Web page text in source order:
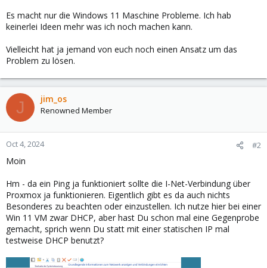
Es macht nur die Windows 11 Maschine Probleme. Ich hab
keinerlei Ideen mehr was ich noch machen kann.
Vielleicht hat ja jemand von euch noch einen Ansatz um das
Problem zu lösen.
J jim_os
Renowned Member
Oct 4, 2024 #2
Moin
Hm - da ein Ping ja funktioniert sollte die I-Net-Verbindung über
Proxmox ja funktionieren. Eigentlich gibt es da auch nichts
Besonderes zu beachten oder einzustellen. Ich nutze hier bei einer
Win 11 VM zwar DHCP, aber hast Du schon mal eine Gegenprobe
gemacht, sprich wenn Du statt mit einer statischen IP mal
testweise DHCP benutzt?